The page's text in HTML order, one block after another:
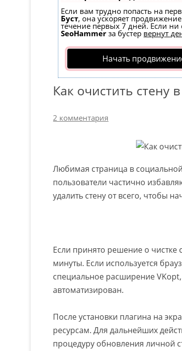
Если вам трудно попасть на
Буст, она ускоряет
течение первых 7 дней. Если ни
SeoHammer за бустер вернут
Начать
Как очистить стену
2 комментария
Любимая страница в
пользователи частично
удалить стену от всего, чтобы
Если принято решение о чистке
минуты. Если используется
специальное расширение
автоматизирован.
После установки плагина на
ресурсам. Для дальнейших
процедуру обновления личной